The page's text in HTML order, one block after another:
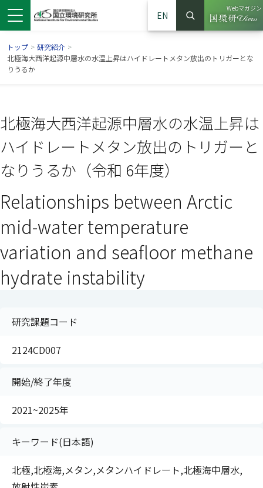
ドウで開きます）
ンドウで開きます）
ウインドウで開きます）
EN
サイト内検索
検索
Webマガジン
（別ウイ
トップ > 研究紹介 >
北極海大西洋起源中層水の水温上昇はハイドレートメタン放出のトリガーとな
りうるか
北極海大西洋起源中層水の水温上昇は
ハイドレートメタン放出のトリガーと
なりうるか（令和 6年度）
Relationships between Arctic
mid-water temperature
variation and seafloor methane
hydrate instability
研究課題コード
2124CD007
開始/終了年度
2021~2025年
キーワード(日本語)
北極,北極海,メタン,メタンハイドレート,北極海中層水,